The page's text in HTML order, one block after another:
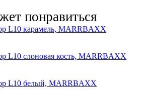
понравиться
L10 карамель, MARRBAXX
L10 слоновая кость, MARRBAXX
L10 белый, MARRBAXX